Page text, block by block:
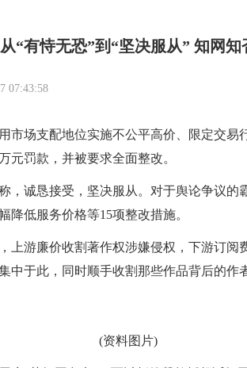
从“有恃无恐”到“坚决服从” 知网知
07:43:58
市场支配地位实施不公平高价、限定交易
元罚款，并被要求全面整改。
，诚恳接受，坚决服从。对于舆论争议的
降低服务价格等15项整改措施。
上游廉价收割著作权涉嫌侵权，下游订阅
中于此，同时顺手收割那些作品背后的作
(资料图片)